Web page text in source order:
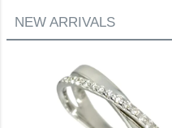
NEW ARRIVALS